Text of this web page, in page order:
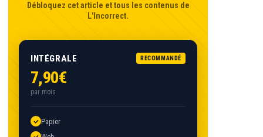
Débloquez cet article et tous les contenus de
L'Incorrect.
INTÉGRALE RECOMMANDÉ
7,90€
par mois
Papier